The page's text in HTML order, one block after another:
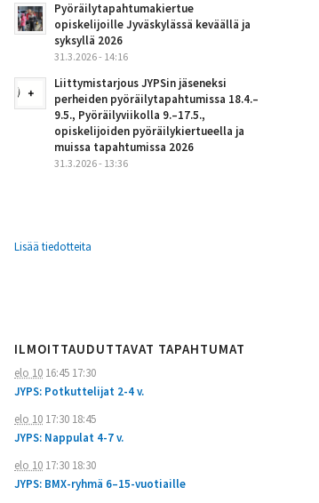
Pyöräilytapahtumakiertue
opiskelijoille Jyväskylässä keväällä ja
syksyllä 2026
31.3.2026 - 14:16
Liittymistarjous JYPSin jäseneksi
perheiden pyöräilytapahtumissa 18.4.–
9.5., Pyöräilyviikolla 9.–17.5.,
opiskelijoiden pyöräilykiertueella ja
muissa tapahtumissa 2026
31.3.2026 - 13:36
Lisää tiedotteita
ILMOITTAUDUTTAVAT TAPAHTUMAT
elo 10 16:45 17:30
JYPS: Potkuttelijat 2-4 v.
elo 10 17:30 18:45
JYPS: Nappulat 4-7 v.
elo 10 17:30 18:30
JYPS: BMX-ryhmä 6–15-vuotiaille